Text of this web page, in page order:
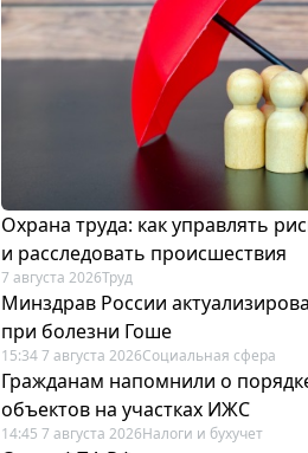
Охрана труда: как управлять
и расследовать происшествия
7 августа 2026Труд
Минздрав России
при болезни Гоше
15:34 7 августа 2026Социальная сфера
Гражданам напомнили о
объектов на участках ИЖС
14:45 7 августа 2026Налоги и бухучет